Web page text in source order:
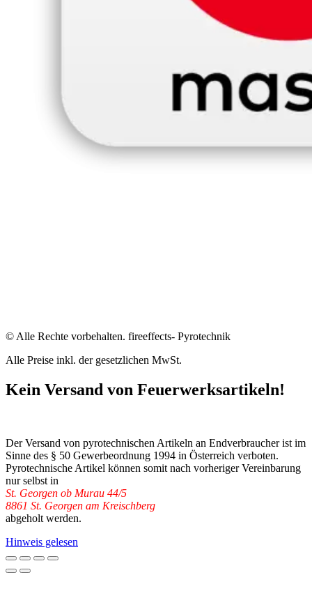
© Alle Rechte vorbehalten. fireeffects- Pyrotechnik
Alle Preise inkl. der gesetzlichen MwSt.
Kein Versand von Feuerwerksartikeln!
Der Versand von pyrotechnischen Artikeln an Endverbraucher ist im
Sinne des § 50 Gewerbeordnung 1994 in Österreich verboten.
Pyrotechnische Artikel können somit nach vorheriger Vereinbarung
nur selbst in
St. Georgen ob Murau 44/5
8861 St. Georgen am Kreischberg
abgeholt werden.
Hinweis gelesen